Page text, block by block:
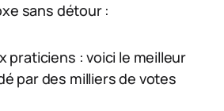
sans détour :
praticiens : voici le meilleur
par des milliers de votes